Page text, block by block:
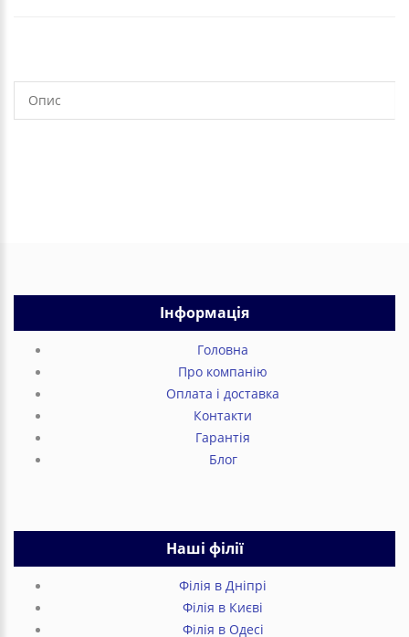
Опис
Інформація
Головна
Про компанію
Оплата і доставка
Контакти
Гарантія
Блог
Наші філії
Філія в Дніпрі
Філія в Києві
Філія в Одесі